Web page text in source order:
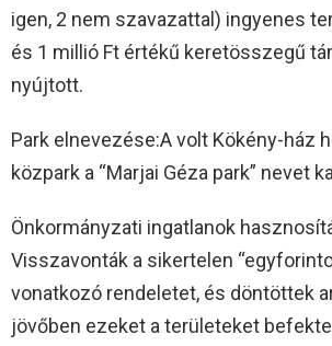
igen, 2 nem szavazattal) ingyenes
és 1 millió Ft értékű keretösszegű
nyújtott.
Park elnevezése:A volt Kökény-ház
közpark a “Marjai Géza park” nevet
Önkormányzati ingatlanok
Visszavonták a sikertelen
vonatkozó rendeletet, és döntöttek
jövőben ezeket a területeket